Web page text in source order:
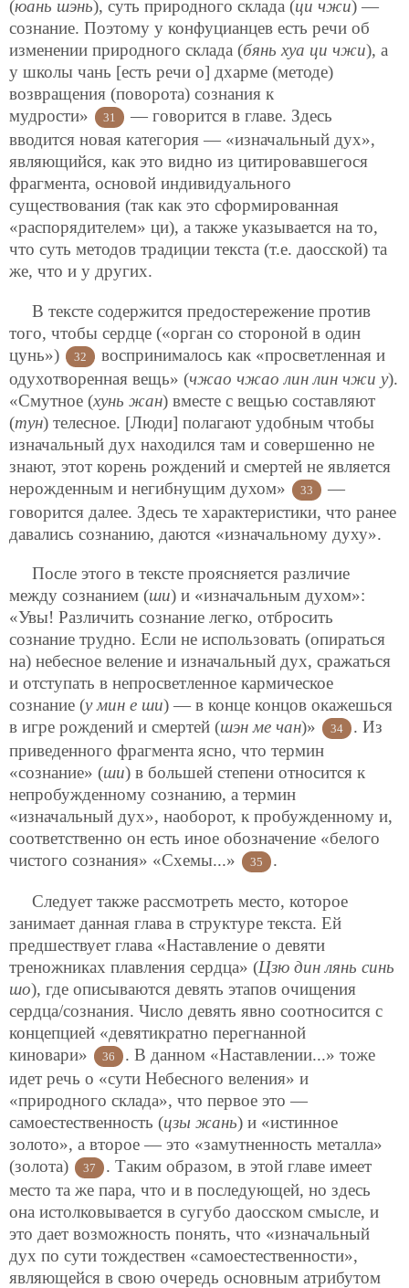
(юань шэнь), суть природного склада (ци чжи) —
сознание. Поэтому у конфуцианцев есть речи об
изменении природного склада (бянь хуа ци чжи), а
у школы чань [есть речи о] дхарме (методе)
возвращения (поворота) сознания к
мудрости»
31
— говорится в главе. Здесь
вводится новая категория — «изначальный дух»,
являющийся, как это видно из цитировавшегося
фрагмента, основой индивидуального
существования (так как это сформированная
«распорядителем» ци), а также указывается на то,
что суть методов традиции текста (т.е. даосской) та
же, что и у других.
В тексте содержится предостережение против
того, чтобы сердце («орган со стороной в один
цунь»)
32
воспринималось как «просветленная и
одухотворенная вещь» (чжао чжао лин лин чжи у).
«Смутное (хунь жан) вместе с вещью составляют
(тун) телесное. [Люди] полагают удобным чтобы
изначальный дух находился там и совершенно не
знают, этот корень рождений и смертей не является
нерожденным и негибнущим духом»
33
—
говорится далее. Здесь те характеристики, что ранее
давались сознанию, даются «изначальному духу».
После этого в тексте проясняется различие
между сознанием (ши) и «изначальным духом»:
«Увы! Различить сознание легко, отбросить
сознание трудно. Если не использовать (опираться
на) небесное веление и изначальный дух, сражаться
и отступать в непросветленное кармическое
сознание (у мин е ши) — в конце концов окажешься
в игре рождений и смертей (шэн ме чан)» 34
. Из
приведенного фрагмента ясно, что термин
«сознание» (ши) в большей степени относится к
непробужденному сознанию, а термин
«изначальный дух», наоборот, к пробужденному и,
соответственно он есть иное обозначение «белого
чистого сознания» «Схемы...»
35 .
Следует также рассмотреть место, которое
занимает данная глава в структуре текста. Ей
предшествует глава «Наставление о девяти
треножниках плавления сердца» (Цзю дин лянь синь
шо), где описываются девять этапов очищения
сердца/сознания. Число девять явно соотносится с
концепцией «девятикратно перегнанной
киновари»
36
. В данном «Наставлении...» тоже
идет речь о «сути Небесного веления» и
«природного склада», что первое это —
самоестественность (цзы жань) и «истинное
золото», а второе — это «замутненность металла»
(золота)
37
. Таким образом, в этой главе имеет
место та же пара, что и в последующей, но здесь
она истолковывается в сугубо даосском смысле, и
это дает возможность понять, что «изначальный
дух по сути тождествен «самоестественности»,
являющейся в свою очередь основным атрибутом